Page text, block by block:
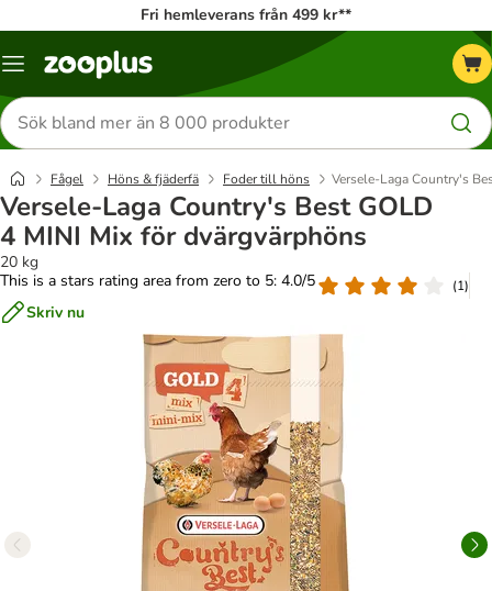
Fri hemleverans från 499 kr**
Katalogmeny
Sök
efter
produkter
Fågel Höns & fjäderfä Foder till höns Versele-Laga Country's
Versele-Laga Country's Best GOLD
4 MINI Mix för dvärgvärphöns
20 kg
This is a stars rating area from zero to 5: 4.0/5
(1)
Skriv nu